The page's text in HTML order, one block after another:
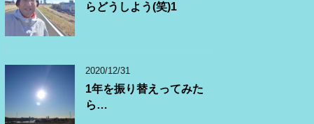
らどうしよう(笑)1
2020/12/31
1年を振り替えってみた
ら…